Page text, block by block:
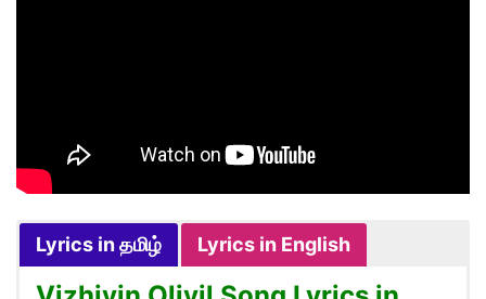
Lyrics in தமிழ் Lyrics in English